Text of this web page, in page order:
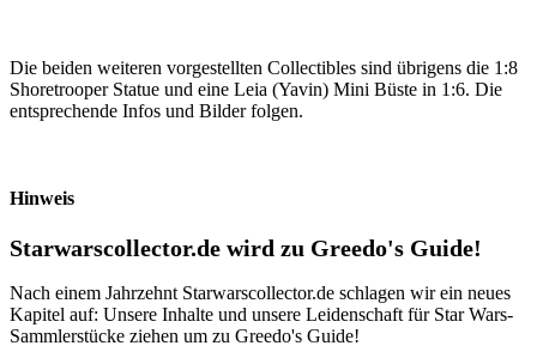
Die beiden weiteren vorgestellten Collectibles sind übrigens die 1:8
Shoretrooper Statue und eine Leia (Yavin) Mini Büste in 1:6. Die
entsprechende Infos und Bilder folgen.
Hinweis
Starwarscollector.de wird zu Greedo's Guide!
Nach einem Jahrzehnt Starwarscollector.de schlagen wir ein neues
Kapitel auf: Unsere Inhalte und unsere Leidenschaft für Star Wars-
Sammlerstücke ziehen um zu Greedo's Guide!